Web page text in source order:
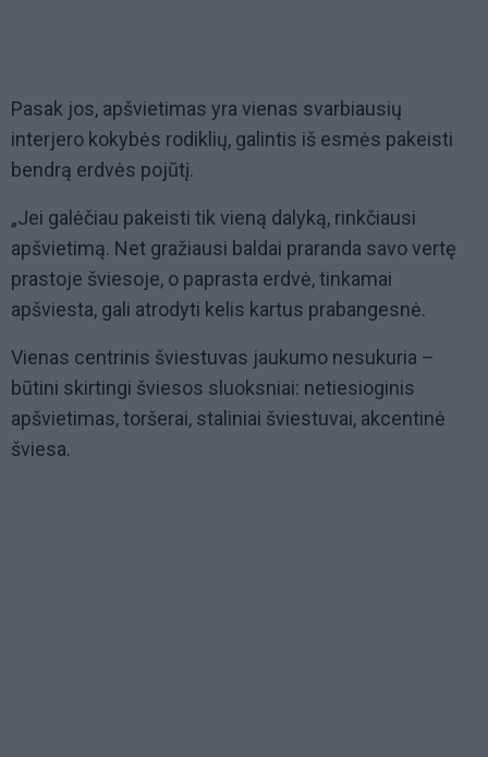
Pasak jos, apšvietimas yra vienas svarbiausių
interjero kokybės rodiklių, galintis iš esmės pakeisti
bendrą erdvės pojūtį.
„Jei galėčiau pakeisti tik vieną dalyką, rinkčiausi
apšvietimą. Net gražiausi baldai praranda savo vertę
prastoje šviesoje, o paprasta erdvė, tinkamai
apšviesta, gali atrodyti kelis kartus prabangesnė.
Vienas centrinis šviestuvas jaukumo nesukuria –
būtini skirtingi šviesos sluoksniai: netiesioginis
apšvietimas, toršerai, staliniai šviestuvai, akcentinė
šviesa.